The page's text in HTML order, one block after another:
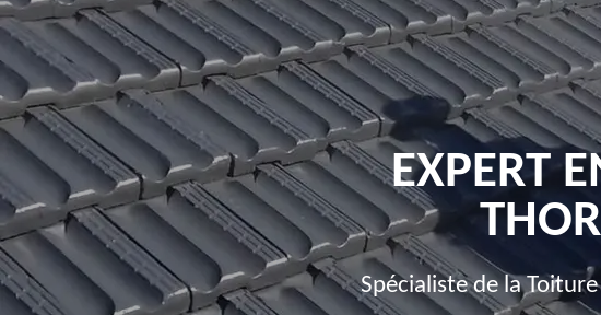
EXPERT
Spécialiste de la